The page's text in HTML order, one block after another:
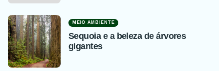
MEIO AMBIENTE
Sequoia e a beleza de árvores
gigantes